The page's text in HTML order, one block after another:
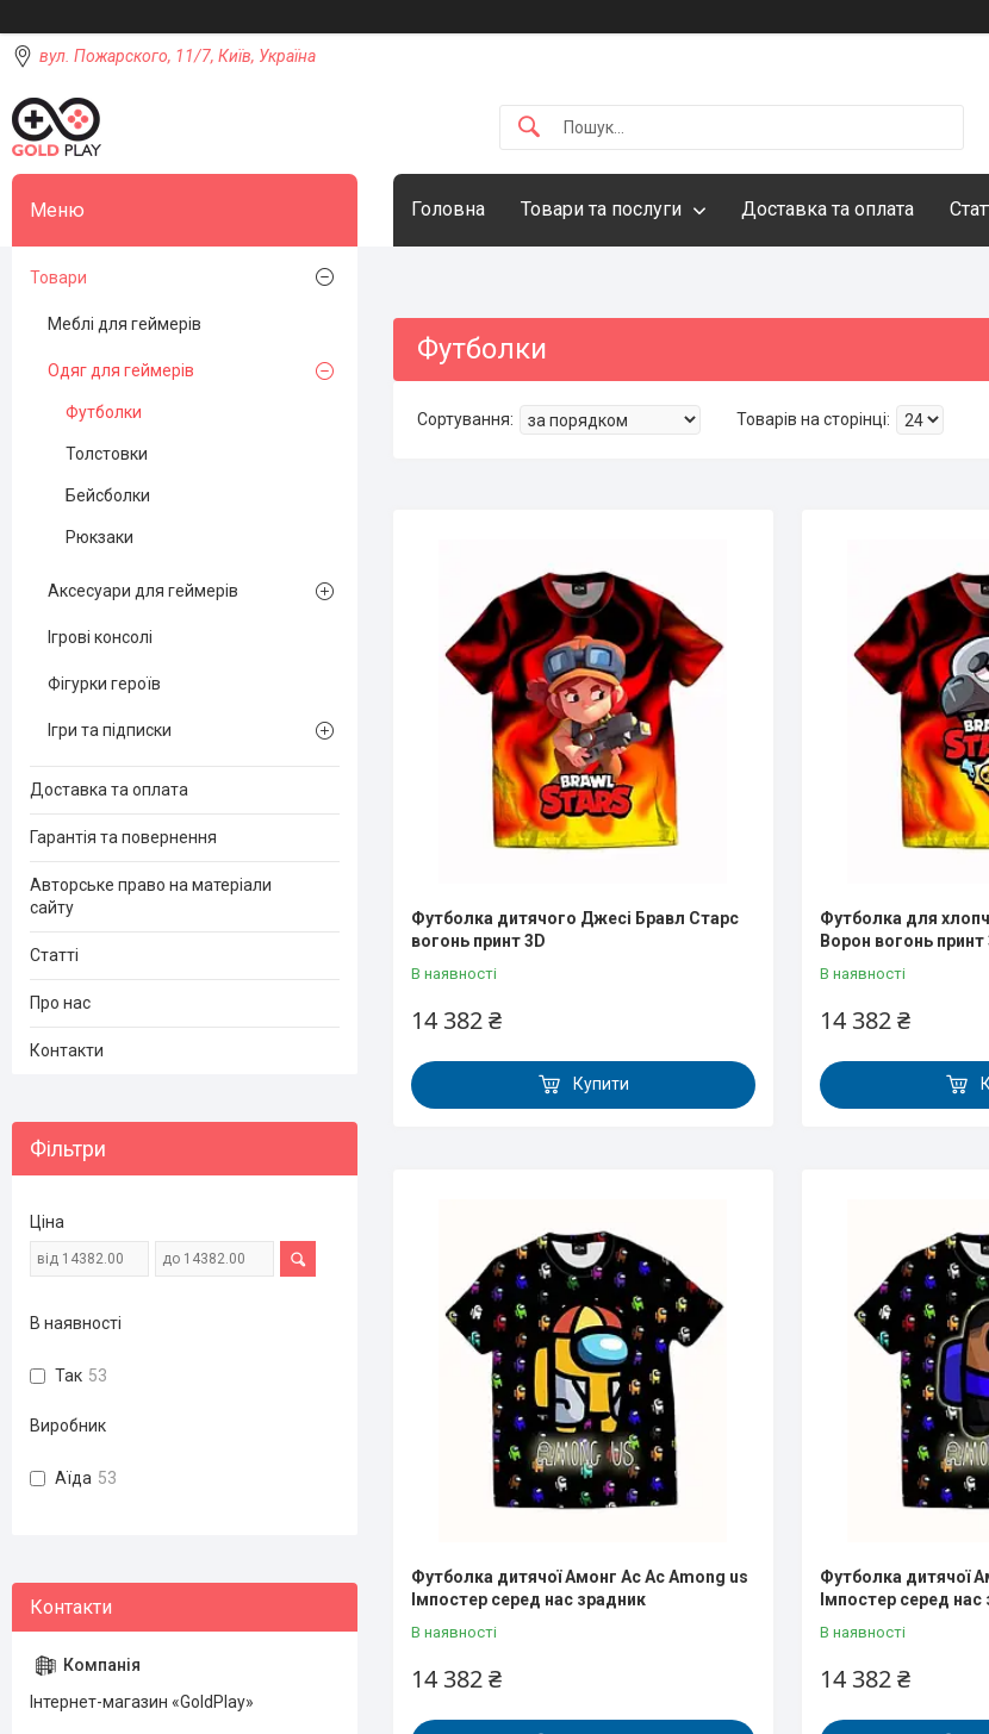
вул. Пожарского, 11/7, Київ, Україна
Головна Товари та послуги Доставка та оплата
Футболки
Футболка дитячого Джесі Бравл Старс
вогонь принт 3D
В наявності
14 382 ₴
Купити
Футболка для
Ворон вогонь принт
В наявності
14 382 ₴
Футболка дитячої Амонг Ас Ас Аmong us
Імпостер серед нас зрадник
В наявності
14 382 ₴
Футболка дитячої
Імпостер серед нас
В наявності
14 382 ₴
Товари
Меблі для геймерів
Одяг для геймерів
Футболки
Толстовки
Бейсболки
Рюкзаки
Аксесуари для геймерів
Ігрові консолі
Фігурки героїв
Ігри та підписки
Доставка та оплата
Гарантія та повернення
Авторське право на матеріали
сайту
Статті
Про нас
Контакти
Фільтри
Ціна
В наявності
Так 53
Виробник
Аїда 53
Інтернет-магазин «GoldPlay»